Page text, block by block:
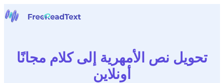
الكلام إلى نص
أدوات
تحويل نص الأمهرية إلى كلام مجانًا
أونلاين